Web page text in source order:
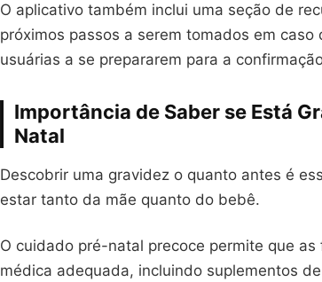
O aplicativo também inclui uma seção de
próximos passos a serem tomados em
usuárias a se prepararem para a
Importância de Saber se Está
Natal
Descobrir uma gravidez o quanto antes é
estar tanto da mãe quanto do bebê.
O cuidado pré-natal precoce permite que
médica adequada, incluindo suplementos